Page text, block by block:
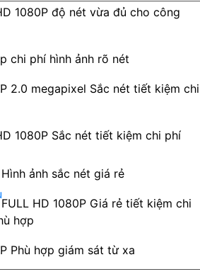
1080P độ nét vừa đủ cho công
chi phí hình ảnh rõ nét
2.0 megapixel Sắc nét tiết kiệm chi
1080P Sắc nét tiết kiệm chi phí
ảnh sắc nét giá rẻ
HD 1080P Giá rẻ tiết kiệm chi
hợp
Phù hợp giám sát từ xa